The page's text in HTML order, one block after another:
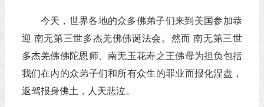
今天，世界各地的众多佛弟子们来到美国参加恭
迎 南无第三世多杰羌佛佛诞法会。然而 南无第三世
多杰羌佛佛陀恩师、南无玉花寿之王佛母为担负包括
我们在内的众弟子们和所有众生的罪业而报化涅盘，
返驾报身佛土，人天悲泣。